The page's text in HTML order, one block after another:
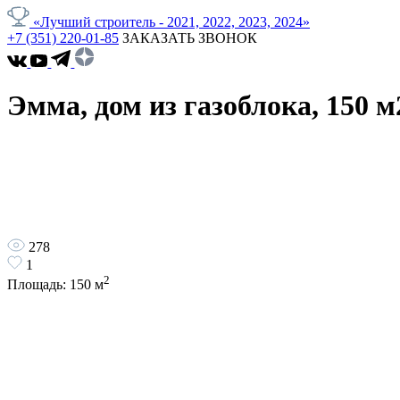
«Лучший строитель - 2021, 2022, 2023, 2024»
+7 (351) 220-01-85 ЗАКАЗАТЬ ЗВОНОК
Эмма, дом из газоблока, 150
278
1
Площадь: 150 м2